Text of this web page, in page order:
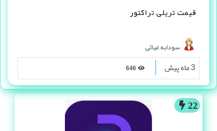
22
قیمت تریلی تراکتور
سودابه غیاثی
3 ماه پیش